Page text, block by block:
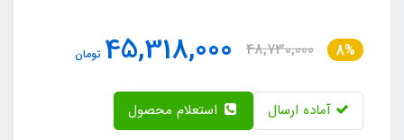
8%
48,730,000
45,318,000 تومان
آماده ارسال